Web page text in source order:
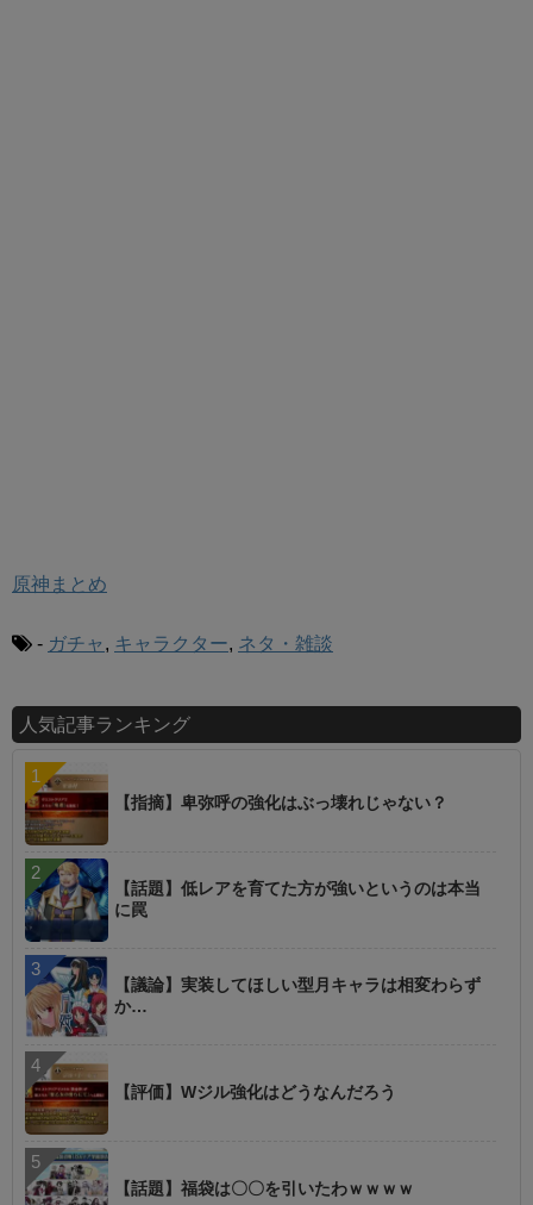
原神まとめ
- ガチャ , キャラクター, ネタ・雑談
人気記事ランキング
【指摘】卑弥呼の強化はぶっ壊れじゃない？
【話題】低レアを育てた方が強いというのは本当
に罠
【議論】実装してほしい型月キャラは相変わらず
か…
【評価】Wジル強化はどうなんだろう
【話題】福袋は〇〇を引いたわｗｗｗｗ